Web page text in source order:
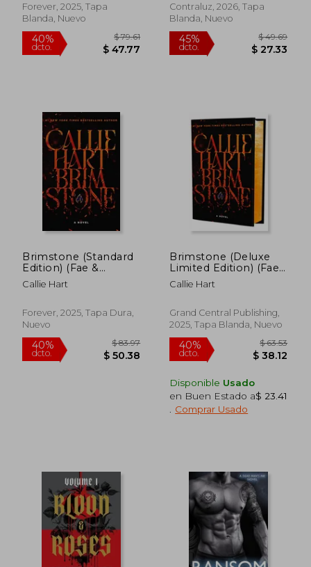
45%
dcto. $ 41.93 dcto.
Forever, 2025, Tapa
Blanda, Nuevo
Contraluz, 2026, Tapa
Blanda, Nuevo
Brimstone (Standard
Edition) (Fae &
Alchemy) (en Inglés)
Callie Hart
Forever, 2025, Tapa Dura,
Nuevo
Brimstone (Deluxe
Limited Edition) (Fae
& Alchemy, 2) (en
Inglés)
Callie Hart
Grand Central Publishing,
2025, Tapa Blanda, Nuevo
Disponible Usado
en Buen Estado a$ 23.41
Comprar Usado